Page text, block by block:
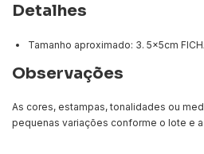
Detalhes
Tamanho aproximado: 3. 5x5cm
Observações
As cores, estampas, tonalidades ou
pequenas variações conforme o lote e